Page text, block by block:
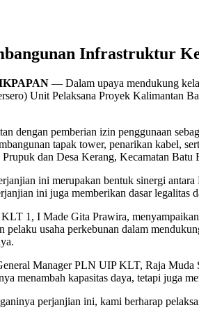
Infrastruktur
— Dalam upaya mendukung
Unit Pelaksana Proyek Kalimantan
dengan pemberian izin penggunaan
tapak tower, penarikan kabel,
dan Desa Kerang, Kecamatan Batu
ini merupakan bentuk sinergi
ini juga memberikan dasar legalitas
1, I Made Gita Prawira,
pelaku usaha perkebunan dalam
Manager PLN UIP KLT, Raja
menambah kapasitas daya, tetapi juga
perjanjian ini, kami berharap